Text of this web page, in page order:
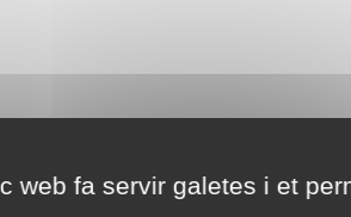
web fa servir galetes i et